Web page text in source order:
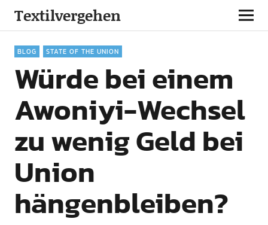
Textilvergehen
BLOG STATE OF THE UNION
Würde bei einem
Awoniyi-Wechsel
zu wenig Geld bei
Union
hängenbleiben?